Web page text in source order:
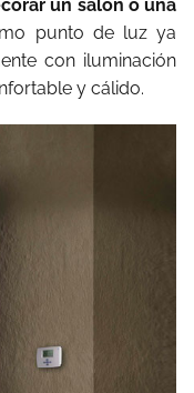
un salón o una
punto de luz ya
con iluminación
y cálido.